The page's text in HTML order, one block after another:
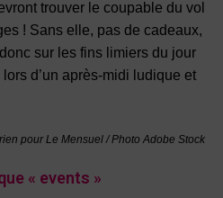
trouver le coupable du vol
! Sans elle, pas de cadeaux,
sur les fins limiers du jour
d’un après-midi ludique et
pour Le Mensuel / Photo Adobe Stock
« events »